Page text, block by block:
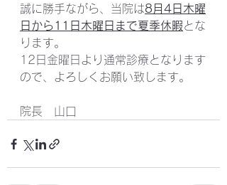
誠に勝手ながら、当院は8月4日木曜
日から11日木曜日まで夏季休暇とな
ります。
12日金曜日より通常診療となります
ので、よろしくお願い致します。
院長　山口